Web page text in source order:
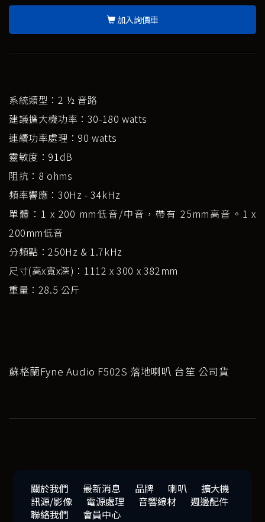
加入詢價車
系統類型：2 ½ 音路
建議擴大機功率：30-180 watts
連續功率處理：90 watts
靈敏度：91dB
阻抗：8 ohms
頻率響應：30Hz - 34kHz
單體：1 x 200 mm低音/中音，帶有 25mm高音。1 x
200mm低音
分頻點：250Hz & 1.7kHz
尺寸(高x寬x深)：1112 x 300 x 382mm
重量：28.5 公斤
蘇格蘭Fyne Audio F502S 落地喇叭 台笙 公司貨
關於我們 最新消息 品牌 喇叭
擴大機
訊源/影像
電源處理 音響線材
週邊配件
聯絡我們
會員中心